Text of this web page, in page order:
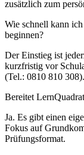
zusätzlich zum
Wie schnell kann
beginnen?
Der Einstieg ist
kurzfristig vor
(Tel.: 0810 810 308).
Bereitet
Ja. Es gibt einen
Fokus auf
Prüfungsformat.